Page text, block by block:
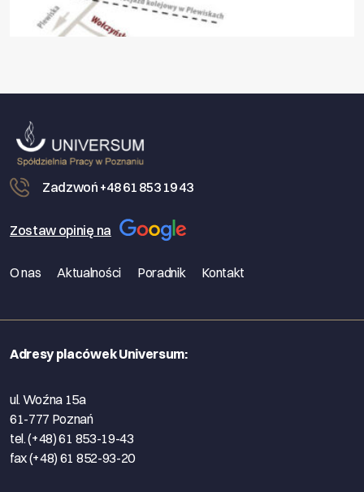
Zadzwoń +48 61 853 19 43
Zostaw opinię na
O nas Aktualności Poradnik Kontakt
Adresy placówek Universum:
ul. Woźna 15a
61-777 Poznań
tel. (+48) 61 853-19-43
fax (+48) 61 852-93-20